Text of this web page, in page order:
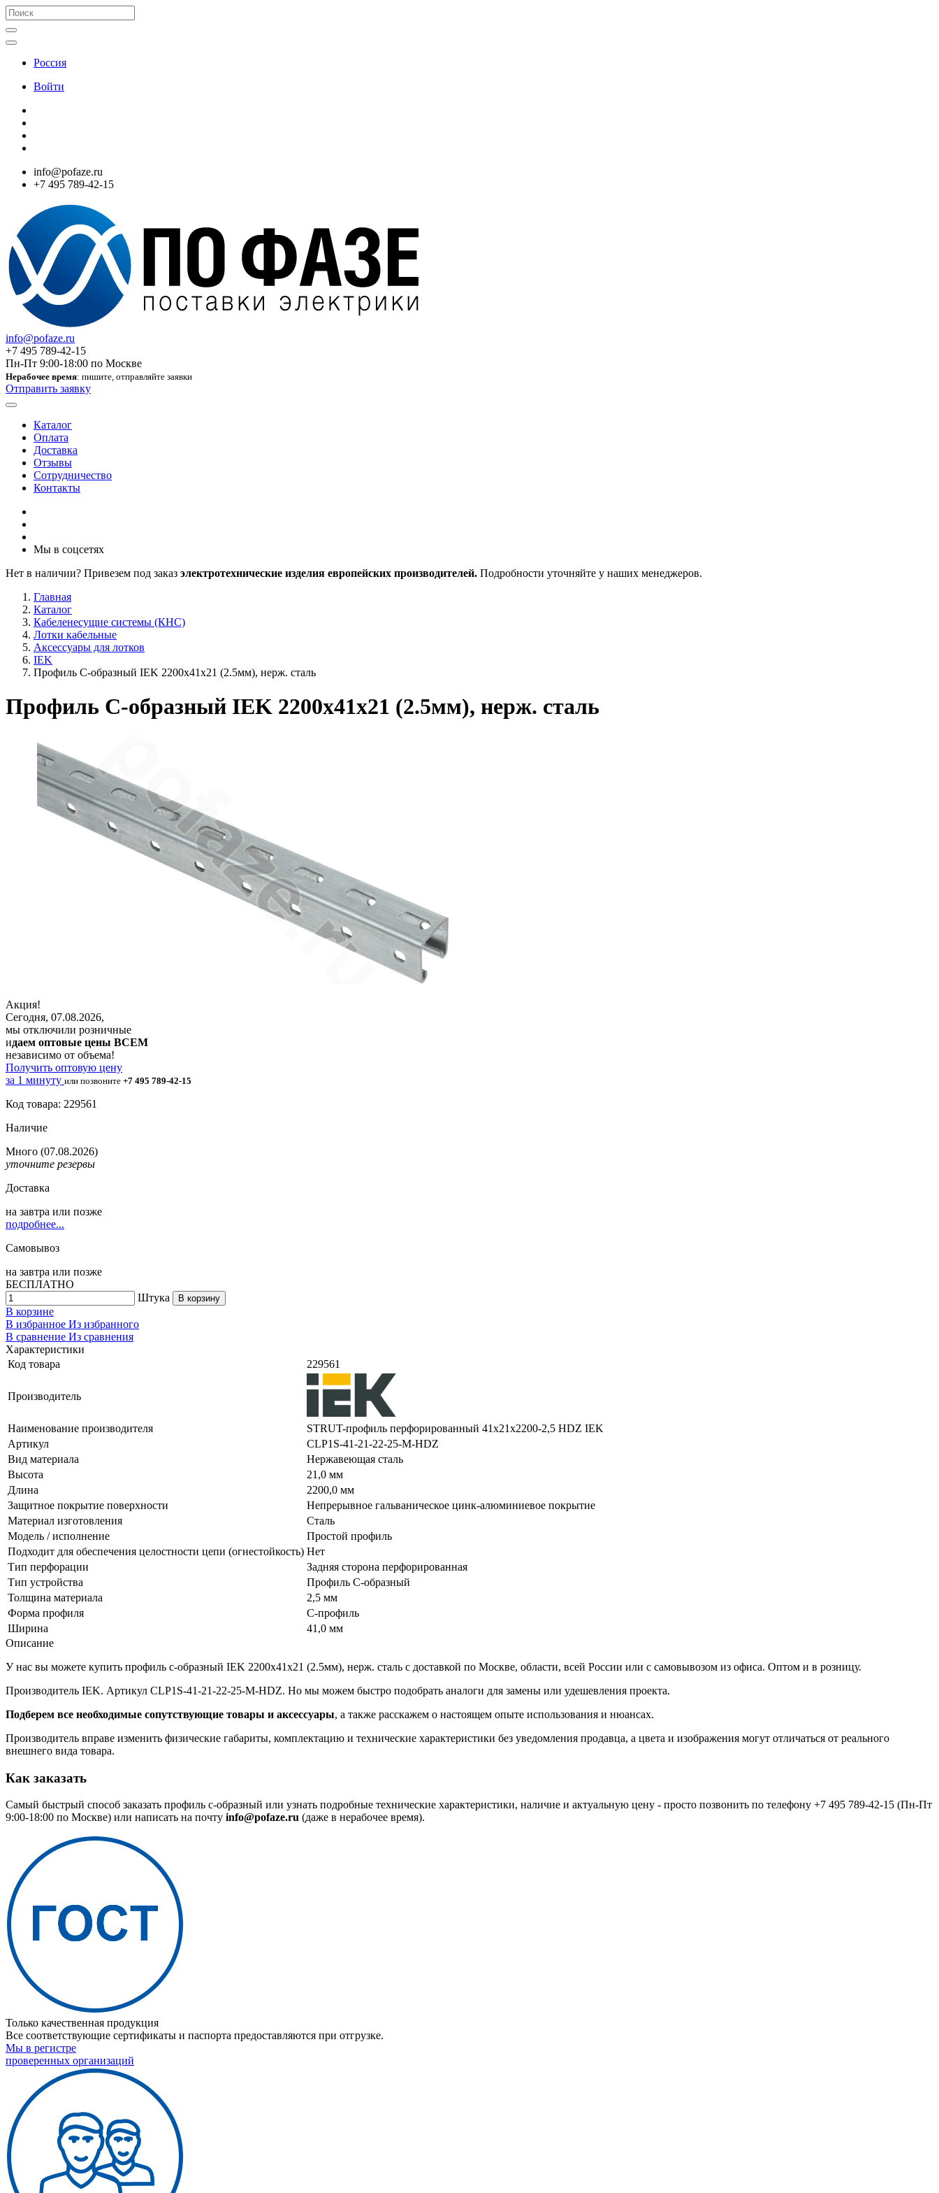
Россия
Войти
info@pofaze.ru
+7 495 789-42-15
info@pofaze.ru
+7 495 789-42-15
Пн-Пт 9:00-18:00 по Москве
Нерабочее время: пишите, отправляйте заявки
Отправить заявку
Каталог
Оплата
Доставка
Отзывы
Сотрудничество
Контакты
Мы в соцсетях
Нет в наличии? Привезем под заказ электротехнические изделия европейских производителей. Подробности уточняйте у наших менеджеров.
Главная
Каталог
Кабеленесущие системы (КНС)
Лотки кабельные
Аксессуары для лотков
IEK
Профиль С-образный IEK 2200х41х21 (2.5мм), нерж. сталь
Профиль С-образный IEK 2200х41х21 (2.5мм), нерж. сталь
Акция!
Сегодня, 07.08.2026,
мы отключили розничные
идаем оптовые цены ВСЕМ
независимо от объема!
Получить оптовую цену
за 1 минуту или позвоните +7 495 789-42-15
Код товара: 229561
Наличие
Много (07.08.2026)
уточните резервы
Доставка
на завтра или позже
подробнее...
Самовывоз
на завтра или позже
БЕСПЛАТНО
Штука
В корзину
В корзине
В избранное Из избранного
В сравнение Из сравнения
Характеристики
Код товара
229561
Производитель
Наименование производителя
STRUT-профиль перфорированный 41x21х2200-2,5 HDZ IEK
Артикул
CLP1S-41-21-22-25-M-HDZ
Вид материала
Нержавеющая сталь
Высота
21,0 мм
Длина
2200,0 мм
Защитное покрытие поверхности
Непрерывное гальваническое цинк-алюминиевое покрытие
Материал изготовления
Сталь
Модель / исполнение
Простой профиль
Подходит для обеспечения целостности цепи (огнестойкость) Нет
Тип перфорации
Задняя сторона перфорированная
Тип устройства
Профиль С-образный
Толщина материала
2,5 мм
Форма профиля
С-профиль
Ширина
41,0 мм
Описание
У нас вы можете купить профиль с-образный IEK 2200х41х21 (2.5мм), нерж. сталь с доставкой по Москве, области, всей России или с самовывозом из офиса. Оптом и в розницу.
Производитель IEK. Артикул CLP1S-41-21-22-25-M-HDZ. Но мы можем быстро подобрать аналоги для замены или удешевления проекта.
Подберем все необходимые сопутствующие товары и аксессуары, а также расскажем о настоящем опыте использования и нюансах.
Производитель вправе изменить физические габариты, комплектацию и технические характеристики без уведомления продавца, а цвета и изображения могут отличаться от реального
внешнего вида товара.
Как заказать
Самый быстрый способ заказать профиль с-образный или узнать подробные технические характеристики, наличие и актуальную цену - просто позвонить по телефону +7 495 789-42-15 (Пн-Пт
9:00-18:00 по Москве) или написать на почту info@pofaze.ru (даже в нерабочее время).
Только качественная продукция
Все соответствующие сертификаты и паспорта предоставляются при отгрузке.
Мы в регистре
проверенных организаций